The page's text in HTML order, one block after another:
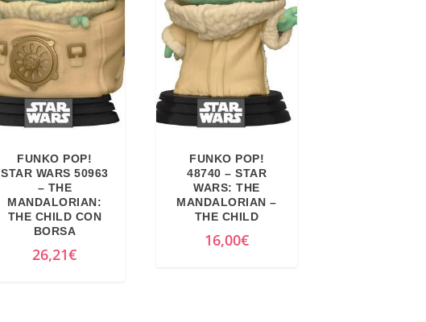
FUNKO POP!
STAR WARS 50963
– THE
MANDALORIAN:
THE CHILD CON
BORSA
26,21€
FUNKO POP!
48740 – STAR
WARS: THE
MANDALORIAN –
THE CHILD
16,00€